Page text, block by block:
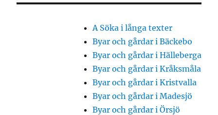
A Söka i långa texter
Byar och gårdar i Bäckebo
Byar och gårdar i Hälleberga
Byar och gårdar i Kråksmåla
Byar och gårdar i Kristvalla
Byar och gårdar i Madesjö
Byar och gårdar i Örsjö